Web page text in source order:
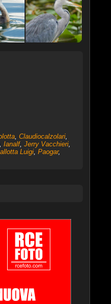
, Claudiocalzolari,
Ianalf, Jerry Vacchieri,
Luigi, Paogar,